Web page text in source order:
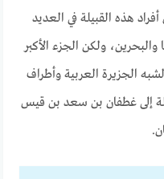
هذه القبيلة في العديد
والبحرين، ولكن الجزء الأكبر
الجزيرة العربية وأطراف
إلى غطفان بن سعد بن قيس